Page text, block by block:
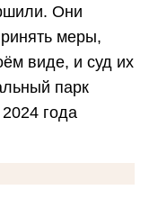
Они
меры,
виде, и суд их
парк
года